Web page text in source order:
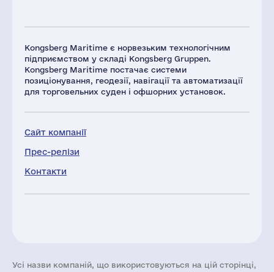
Kongsberg Maritime є норвезьким технологічним
підприємством у складі Kongsberg Gruppen.
Kongsberg Maritime постачає системи
позиціонування, геодезії, навігації та автоматизації
для торговельних суден і офшорних установок.
Сайт компанії
Прес-релізи
Контакти
Усі назви компаній, що використовуються на цій сторінці,